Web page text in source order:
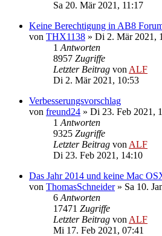
Sa 20. Mär 2021, 11:17
Keine Berechtigung in AB8
von THX1138 » Di 2. Mär 2021,
1 Antworten
8957 Zugriffe
Letzter Beitrag von ALF
Di 2. Mär 2021, 10:53
Verbesserungsvorschlag
von freund24 » Di 23. Feb 2021,
1 Antworten
9325 Zugriffe
Letzter Beitrag von ALF
Di 23. Feb 2021, 14:10
Das Jahr 2014 und keine Mac
von ThomasSchneider» Sa 10.
6 Antworten
17471 Zugriffe
Letzter Beitrag von ALF
Mi 17. Feb 2021, 07:41